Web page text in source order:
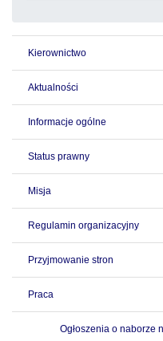
Kierownictwo
Aktualności
Informacje ogólne
Status prawny
Misja
Regulamin organizacyjny
Przyjmowanie stron
Praca
Ogłoszenia o naborze